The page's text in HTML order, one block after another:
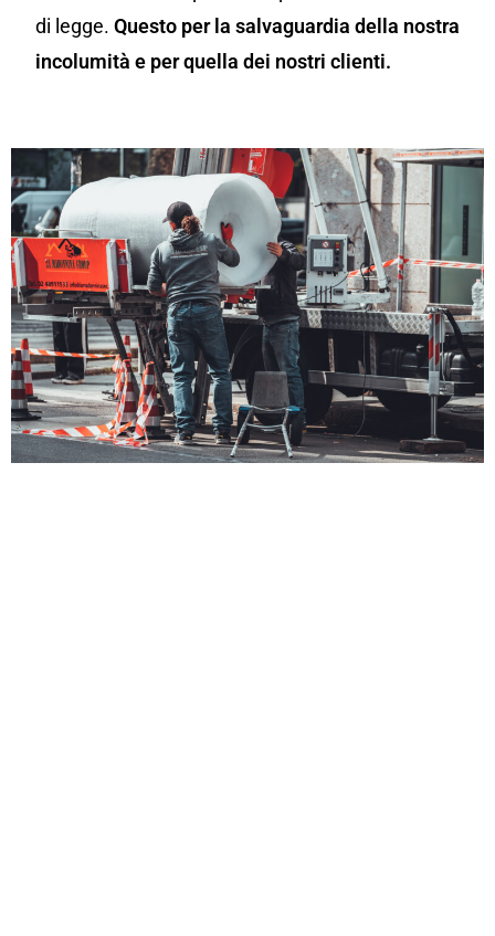
di legge. Questo per la salvaguardia della nostra
incolumità e per quella dei nostri clienti.